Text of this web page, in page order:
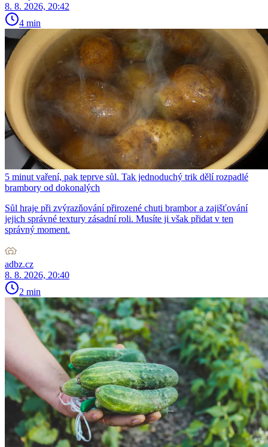
8. 8. 2026, 20:42
4 min
5 minut vaření, pak teprve sůl. Tak jednoduchý trik dělí rozpadlé
brambory od dokonalých
Sůl hraje při zvýrazňování přirozené chuti brambor a zajišťování
jejich správné textury zásadní roli. Musíte ji však přidat v ten
správný moment.
adbz.cz
8. 8. 2026, 20:40
2 min